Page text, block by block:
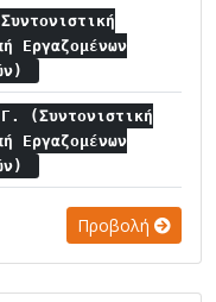
Εργαζομένων
(Συντονιστική
Εργαζομένων
Προβολή